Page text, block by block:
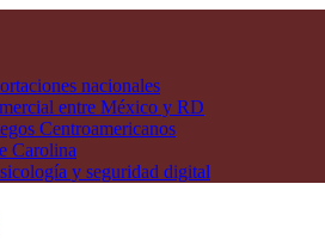
nacionales
entre México y RD
Centroamericanos
Carolina
y seguridad digital